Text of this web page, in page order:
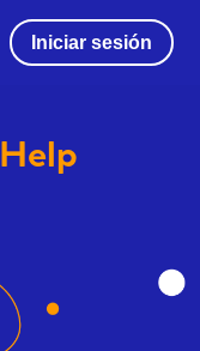
Iniciar sesión
Help